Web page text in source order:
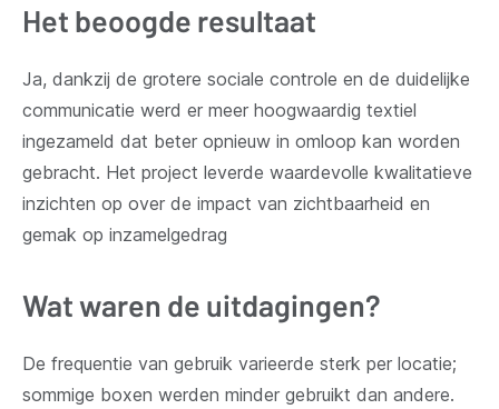
Het beoogde resultaat
Ja, dankzij de grotere sociale controle en de duidelijke
communicatie werd er meer hoogwaardig textiel
ingezameld dat beter opnieuw in omloop kan worden
gebracht. Het project leverde waardevolle kwalitatieve
inzichten op over de impact van zichtbaarheid en
gemak op inzamelgedrag
Wat waren de uitdagingen?
De frequentie van gebruik varieerde sterk per locatie;
sommige boxen werden minder gebruikt dan andere.